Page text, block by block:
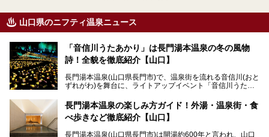
山口県のニフティ温泉ニュース
「音信川うたあかり」は長門湯本温泉の冬の風物
詩！全貌を徹底紹介【山口】
長門湯本温泉(山口県長門市)で、温泉街を流れる音信川(おと
ずれがわ)を舞台に、ライトアップイベント「音信川うたあ
～3月3日(日)。詩のナレーションや音楽に合わせた幻想的な
光の演出や、地元児童生徒が製作した作品などを設置。温泉
街を一段と輝かせてくれます。
長門湯本温泉の楽しみ方ガイド！外湯・温泉街・食
べ歩きなど徹底紹介【山口】
長門湯本温泉(山口県長門市)は開湯約600年と言われ、山口